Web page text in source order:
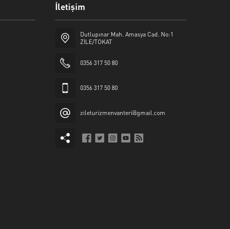
İletişim
Dutlupınar Mah. Amasya Cad. No:1
ZİLE/TOKAT
0356 317 50 80
0356 317 50 80
zileturizmenvanteri@gmail.com